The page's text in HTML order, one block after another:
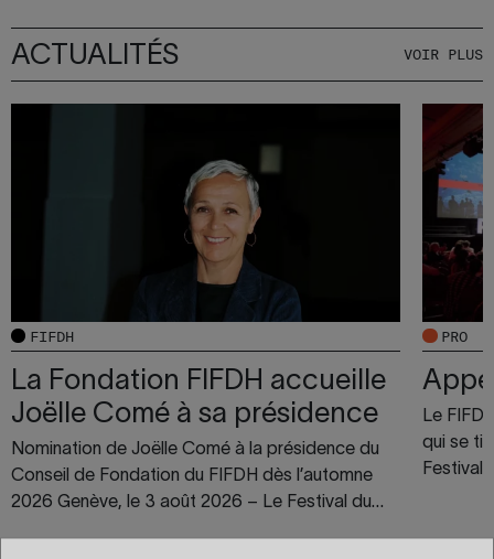
ACTUALITÉS VOIR PLUS
FIFDH
La Fondation FIFDH accueille
Joëlle Comé à sa présidence
Nomination de Joëlle Comé à la présidence du
Conseil de Fondation du FIFDH dès l’automne
2026 Genève, le 3 août 2026 – Le Festival du…
PRO
Le
qui se
Festival